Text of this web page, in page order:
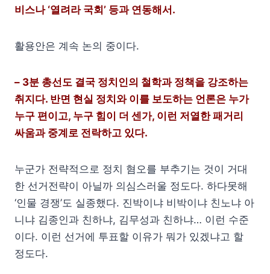
비스나 ‘열려라 국회’ 등과 연동해서.
활용안은 계속 논의 중이다.
– 3분 총선도 결국 정치인의 철학과 정책을 강조하는
취지다. 반면 현실 정치와 이를 보도하는 언론은 누가
누구 편이고, 누구 힘이 더 센가, 이런 저열한 패거리
싸움과 중계로 전락하고 있다.
누군가 전략적으로 정치 혐오를 부추기는 것이 거대
한 선거전략이 아닐까 의심스러울 정도다. 하다못해
‘인물 경쟁’도 실종했다. 진박이냐 비박이냐 친노냐 아
니냐 김종인과 친하냐, 김무성과 친하냐… 이런 수준
이다. 이런 선거에 투표할 이유가 뭐가 있겠냐고 할
정도다.